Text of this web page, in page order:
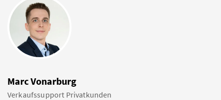
Marc Vonarburg
Verkaufssupport Privatkunden